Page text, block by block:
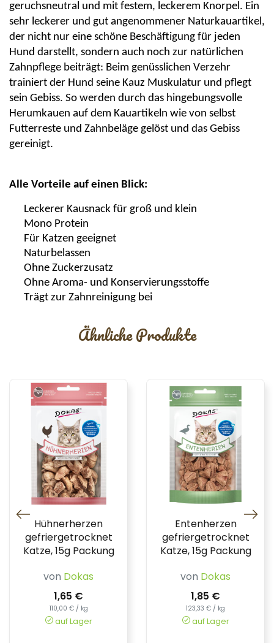
geruchsneutral und mit festem, leckerem Knorpel. Ein
sehr leckerer und gut angenommener Naturkauartikel,
der nicht nur eine schöne Beschäftigung für jeden
Hund darstellt, sondern auch noch zur natürlichen
Zahnpflege beiträgt: Beim genüsslichen Verzehr
trainiert der Hund seine Kauz Muskulatur und pflegt
sein Gebiss. So werden durch das hingebungsvolle
Herumkauen auf dem Kauartikeln wie von selbst
Futterreste und Zahnbeläge gelöst und das Gebiss
gereinigt.
Alle Vorteile auf einen Blick:
Leckerer Kausnack für groß und klein
Mono Protein
Für Katzen geeignet
Naturbelassen
Ohne Zuckerzusatz
Ohne Aroma- und Konservierungsstoffe
Trägt zur Zahnreinigung bei
Ähnliche Produkte
Hühnerherzen
gefriergetrocknet
Katze, 15g Packung
von Dokas
1,65 €
110,00 € / kg
auf Lager
Entenherzen
gefriergetrocknet
Katze, 15g Packung
von Dokas
1,85 €
123,33 € / kg
auf Lager